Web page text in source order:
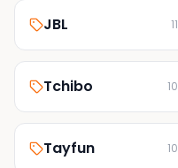
JBL 11
Tchibo 10
Tayfun 10